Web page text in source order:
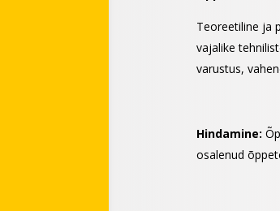
Teoreetiline ja
vajalike
varustus,
Hindamine:
osalenud